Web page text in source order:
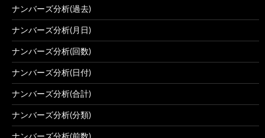
ナンバーズ分析(過去)
ナンバーズ分析(月日)
ナンバーズ分析(回数)
ナンバーズ分析(日付)
ナンバーズ分析(合計)
ナンバーズ分析(分類)